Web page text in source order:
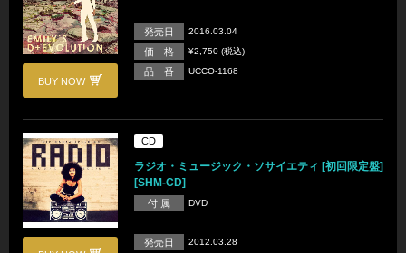
BUY NOW
発売日 2016.03.04
価 格 ¥2,750 (税込)
品 番 UCCO-1168
CD
ラジオ・ミュージック・ソサイエティ [初回限定盤]
[SHM-CD]
付 属 DVD
発売日 2012.03.28